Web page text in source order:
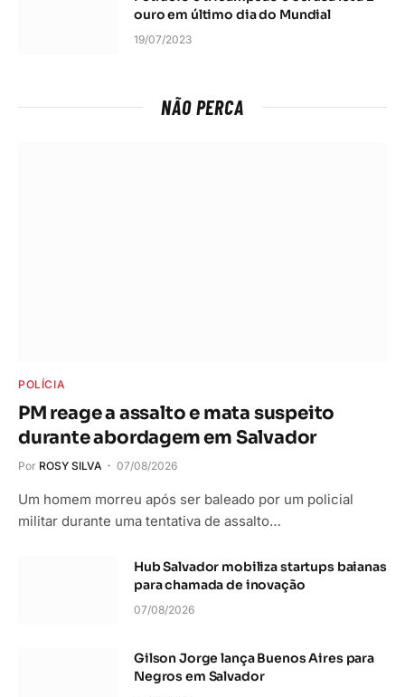
ouro em último dia do Mundial
19/07/2023
NÃO PERCA
POLÍCIA
PM reage a assalto e mata suspeito
durante abordagem em Salvador
Por ROSY SILVA 07/08/2026
Um homem morreu após ser baleado por um policial
militar durante uma tentativa de assalto…
Hub Salvador mobiliza startups baianas
para chamada de inovação
07/08/2026
Gilson Jorge lança Buenos Aires para
Negros em Salvador